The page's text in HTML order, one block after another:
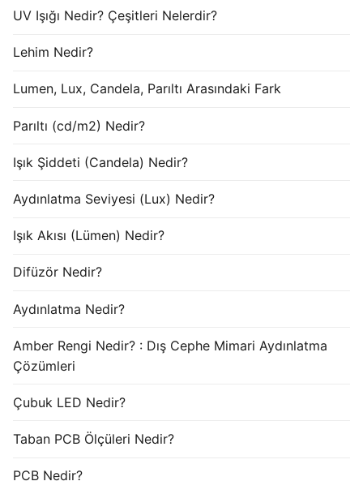
UV Işığı Nedir? Çeşitleri Nelerdir?
Lehim Nedir?
Lumen, Lux, Candela, Parıltı Arasındaki Fark
Parıltı (cd/m2) Nedir?
Işık Şiddeti (Candela) Nedir?
Aydınlatma Seviyesi (Lux) Nedir?
Işık Akısı (Lümen) Nedir?
Difüzör Nedir?
Aydınlatma Nedir?
Amber Rengi Nedir? : Dış Cephe Mimari Aydınlatma
Çözümleri
Çubuk LED Nedir?
Taban PCB Ölçüleri Nedir?
PCB Nedir?